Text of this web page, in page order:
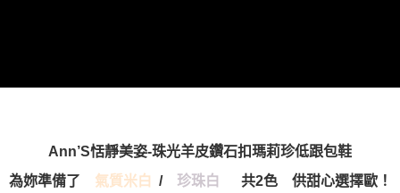
Ann’S恬靜美姿-珠光羊皮鑽石扣瑪莉珍低跟包鞋
為妳準備了 氣質米白 / 珍珠白
共2色 供甜心選擇歐！